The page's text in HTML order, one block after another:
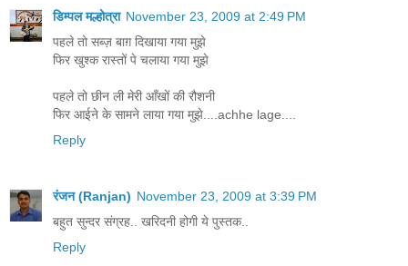
डिम्पल मल्होत्रा November 23, 2009 at 2:49 PM
पहले तो सब्ज़ बाग़ दिखाया गया मुझे
फिर खुश्क रास्तों पे चलाया गया मुझे
पहले तो छीन ली मेरी आँखों की रौशनी
फिर आईने के सामने लाया गया मुझे....achhe lage....
Reply
रंजन (Ranjan) November 23, 2009 at 3:39 PM
बहुत सुन्दर संग्रह.. खरिदनी होगी ये पुस्तक..
Reply